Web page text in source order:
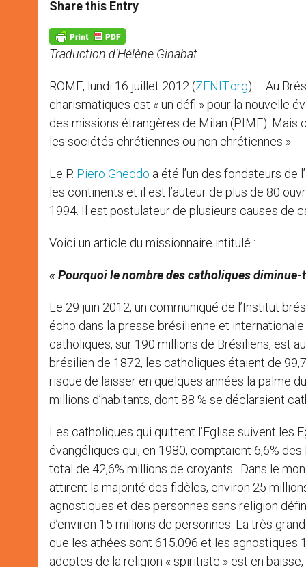
s
p
p
e
g
e
r
b
k
Share this Entry
Traduction d’Hélène Ginabat
ROME, lundi 16 juillet 2012 (ZENIT.org) – Au
charismatiques est « un défi » pour la nouvelle
des missions étrangères de Milan (PIME). Mais
les sociétés chrétiennes ou non chrétiennes ».
Le P. Piero Gheddo a été l’un des fondateurs de
les continents et il est l’auteur de plus de 80
1994. Il est postulateur de plusieurs causes de
Voici un article du missionnaire intitulé :
« Pourquoi le nombre des catholiques diminue-
Le 29 juin 2012, un communiqué de l’Institut
écho dans la presse brésilienne et
catholiques, sur 190 millions de Brésiliens, est
brésilien de 1872, les catholiques étaient de
risque de laisser en quelques années la palme
millions d’habitants, dont 88 % se déclaraient
Les catholiques qui quittent l’Eglise suivent
évangéliques qui, en 1980, comptaient 6,6%
total de 42,6% millions de croyants. Dans le
attirent la majorité des fidèles, environ 25
agnostiques et des personnes sans religion
d’environ 15 millions de personnes. La très
que les athées sont 615.096 et les agnostiques
adeptes de la religion « spiritiste » est en